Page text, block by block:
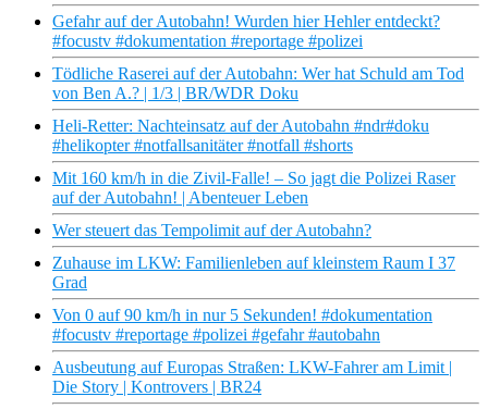
Gefahr auf der Autobahn! Wurden hier Hehler entdeckt?
#focustv #dokumentation #reportage #polizei
Tödliche Raserei auf der Autobahn: Wer hat Schuld am Tod
von Ben A.? | 1/3 | BR/WDR Doku
Heli-Retter: Nachteinsatz auf der Autobahn #ndr#doku
#helikopter #notfallsanitäter #notfall #shorts
Mit 160 km/h in die Zivil-Falle! – So jagt die Polizei Raser
auf der Autobahn! | Abenteuer Leben
Wer steuert das Tempolimit auf der Autobahn?
Zuhause im LKW: Familienleben auf kleinstem Raum I 37
Grad
Von 0 auf 90 km/h in nur 5 Sekunden! #dokumentation
#focustv #reportage #polizei #gefahr #autobahn
Ausbeutung auf Europas Straßen: LKW-Fahrer am Limit |
Die Story | Kontrovers | BR24